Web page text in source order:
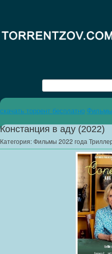
скачать торрент бесплатно
Констанция в аду (2022)
Категория:Фильмы 2022 года